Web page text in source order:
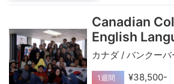
Canadian
English
カナダ / バンクーバ
1週間 ¥38,500-